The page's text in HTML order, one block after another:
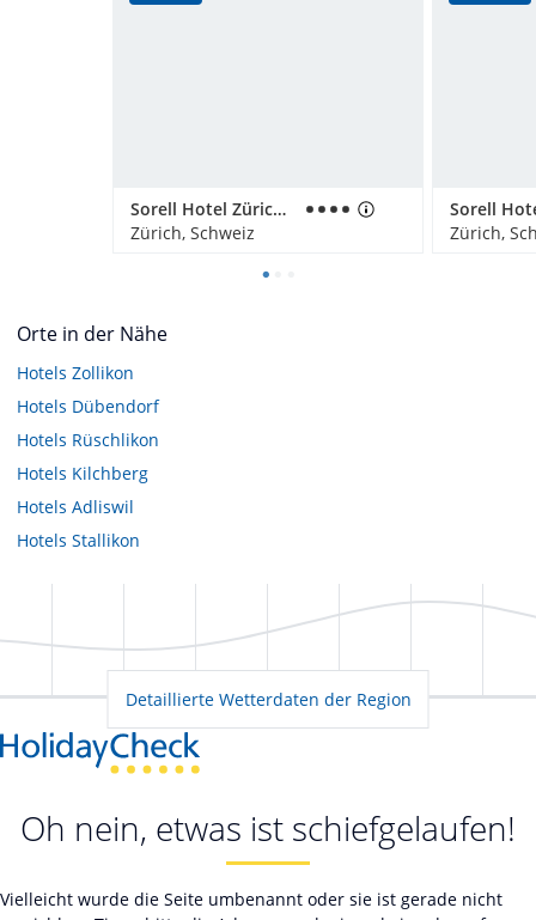
Sorell Hotel Zürichberg
Zürich, Schweiz
Sorell
Zürich,
Orte in der Nähe
Hotels Zollikon
Hotels Dübendorf
Hotels Rüschlikon
Hotels Kilchberg
Hotels Adliswil
Hotels Stallikon
Detaillierte Wetterdaten der Region
Oh nein, etwas ist schiefgelaufen!
Vielleicht wurde die Seite umbenannt oder sie ist gerade nicht